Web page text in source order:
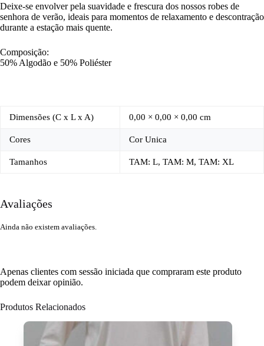
Deixe-se envolver pela suavidade e frescura dos nossos robes de
senhora de verão, ideais para momentos de relaxamento e descontração
durante a estação mais quente.
Composição:
50% Algodão e 50% Poliéster
Dimensões (C x L x A) 0,00 × 0,00 × 0,00 cm
Cores Cor Unica
Tamanhos TAM: L, TAM: M, TAM: XL
Avaliações
Ainda não existem avaliações.
Apenas clientes com sessão iniciada que compraram este produto
podem deixar opinião.
Produtos Relacionados